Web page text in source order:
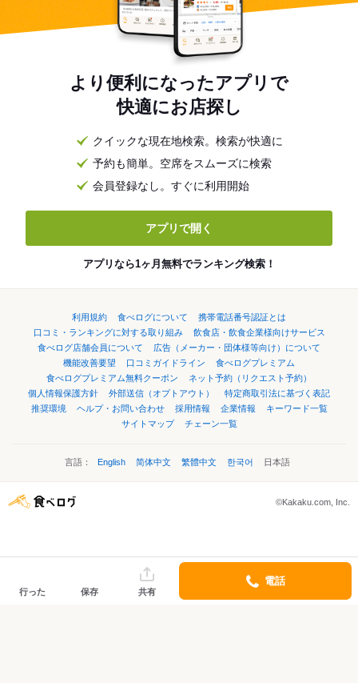
より便利になったアプリで
快適にお店探し
クイックな現在地検索。検索が快適に
予約も簡単。空席をスムーズに検索
会員登録なし。すぐに利用開始
アプリで開く
アプリなら1ヶ月無料でランキング検索！
利用規約 食べログについて
携帯電話番号認証とは
口コミ・ランキングに対する取り組み
飲食店・飲食企業様向けサービス
食べログ店舗会員について
広告（メーカー・団体様等向け）について
機能改善要望
口コミガイドライン
食べログプレミアム
食べログプレミアム無料クーポン
ネット予約（リクエスト予約）
個人情報保護方針
外部送信（オプトアウト）
特定商取引法に基づく表記
推奨環境
ヘルプ・お問い合わせ 採用情報 企業情報
キーワード一覧
サイトマップ
チェーン一覧
言語： English 简体中文 繁體中文 한국어 日本語
©Kakaku.com, Inc.
行った 保存 共有
電話